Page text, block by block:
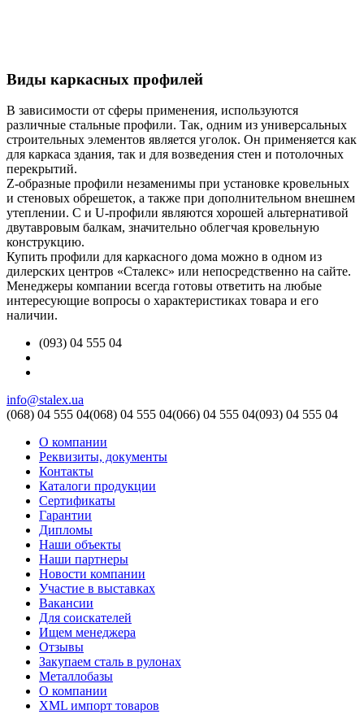
Виды каркасных профилей
В зависимости от сферы применения, используются
различные стальные профили. Так, одним из универсальных
строительных элементов является уголок. Он применяется как
для каркаса здания, так и для возведения стен и потолочных
перекрытий.
Z-образные профили незаменимы при установке кровельных
и стеновых обрешеток, а также при дополнительном внешнем
утеплении. C и U-профили являются хорошей альтернативой
двутавровым балкам, значительно облегчая кровельную
конструкцию.
Купить профили для каркасного дома можно в одном из
дилерских центров «Сталекс» или непосредственно на сайте.
Менеджеры компании всегда готовы ответить на любые
интересующие вопросы о характеристиках товара и его
наличии.
(093) 04 555 04
info@stalex.ua
(068) 04 555 04(068) 04 555 04(066) 04 555 04(093) 04 555 04
О компании
Реквизиты, документы
Контакты
Каталоги продукции
Сертификаты
Гарантии
Дипломы
Наши объекты
Наши партнеры
Новости компании
Участие в выставках
Вакансии
Для соискателей
Ищем менеджера
Отзывы
Закупаем сталь в рулонах
Металлобазы
О компании
XML импорт товаров